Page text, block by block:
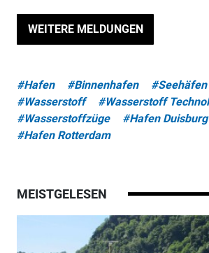
WEITERE MELDUNGEN
#Hafen #Binnenhafen
#Seehäfen
#Wasserstoff
#Wasserstoff
#Wasserstoffzüge
#Hafen Duisburg
#Hafen Rotterdam
MEISTGELESEN